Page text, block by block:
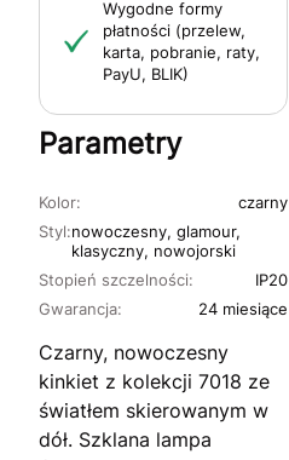
Wygodne formy
płatności (przelew,
karta, pobranie, raty,
PayU, BLIK)
Parametry
Kolor: czarny
Stopień szczelności:
IP20
Gwarancja:
24 miesiące
Styl:nowoczesny, glamour,
klasyczny, nowojorski
Czarny, nowoczesny
kinkiet z kolekcji 7018 ze
światłem skierowanym w
dół. Szklana lampa